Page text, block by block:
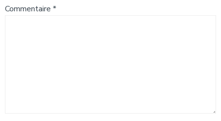
Commentaire *